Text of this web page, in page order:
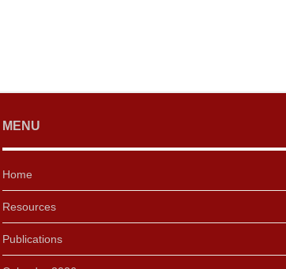
MENU
Home
Resources
Publications